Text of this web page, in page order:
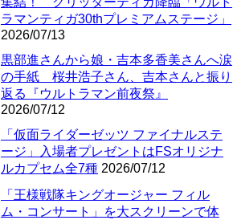
ラマンティガ30thプレミアムステージ」
2026/07/13
黒部進さんから娘・吉本多香美さんへ涙
の手紙 桜井浩子さん、吉本さんと振り
返る『ウルトラマン前夜祭』
2026/07/12
「仮面ライダーゼッツ ファイナルステ
ージ」入場者プレゼントはFSオリジナ
ルカプセム全7種 2026/07/12
「王様戦隊キングオージャー フィル
ム・コンサート」を大スクリーンで体